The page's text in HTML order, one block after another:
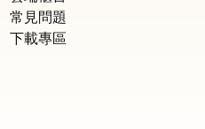
常見問題
下載專區